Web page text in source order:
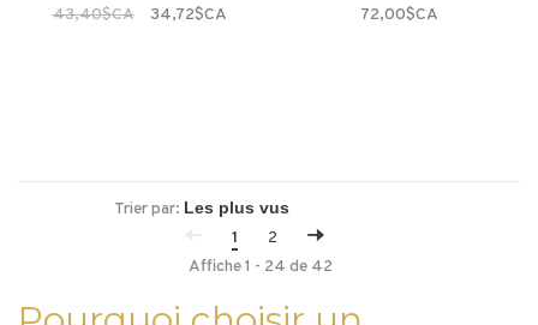
43,40$CA 34,72$CA 72,00$CA
Trier par:
1
2
Affiche 1 - 24 de 42